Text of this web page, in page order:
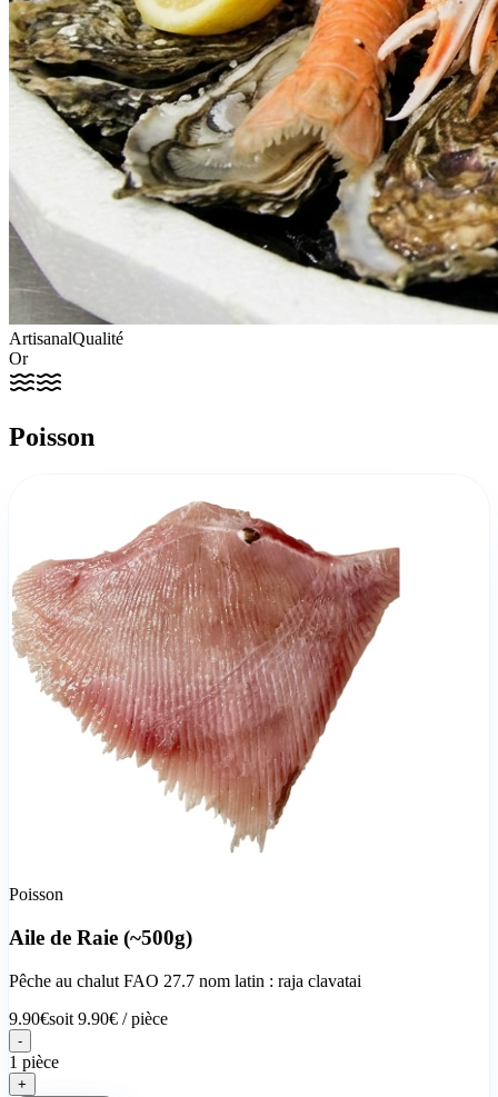
ArtisanalQualité
Or
Poisson
Poisson
Aile de Raie (~500g)
Pêche au chalut FAO 27.7 nom latin : raja clavatai
9.90€soit 9.90€ /pièce
-
1 pièce
+